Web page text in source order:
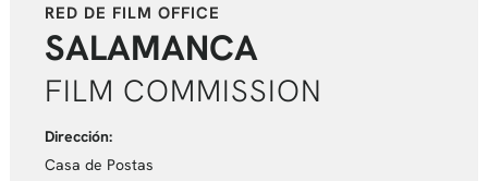
RED DE FILM OFFICE
SALAMANCA
FILM COMMISSION
Dirección:
Casa de Postas